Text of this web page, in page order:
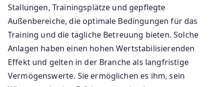
Stallungen, Trainingsplätze und gepflegte
Außenbereiche, die optimale Bedingungen für das
Training und die tägliche Betreuung bieten. Solche
Anlagen haben einen hohen Wertstabilisierenden
Effekt und gelten in der Branche als langfristige
Vermögenswerte. Sie ermöglichen es ihm, sein